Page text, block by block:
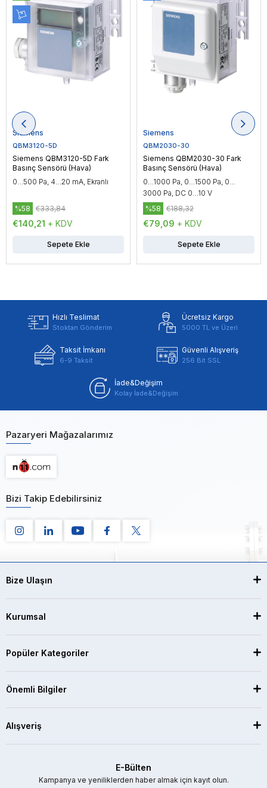
Siemens
QBM3120-5D
Siemens QBM3120-5D Fark
Basınç Sensörü (Hava)
0…500 Pa, 4…20 mA, Ekranlı
€140,21 + KDV
%58 €333,84
Sepete Ekle
Siemens
QBM2030-30
Siemens QBM2030-30 Fark
Basınç Sensörü (Hava)
0…1000 Pa, 0…1500 Pa, 0…
3000 Pa, DC 0…10 V
€79,09 + KDV
%58 €188,32
Sepete Ekle
Hızlı Teslimat
Stoktan Gönderim
Ücretsiz Kargo
5000 TL ve Üzeri
Taksit İmkanı
6-9 Taksit
Güvenli Alışveriş
256 Bit SSL
İade&Değişim
Kolay İade&Değişim
Pazaryeri Mağazalarımız
Bizi Takip Edebilirsiniz
Bize Ulaşın
Kurumsal
Popüler Kategoriler
Önemli Bilgiler
Alışveriş
E-Bülten
Kampanya ve yeniliklerden haber almak için kayıt olun.